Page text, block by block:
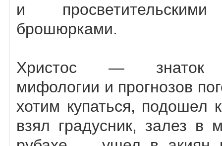
и просветительскими
брошюрками.
Христос — знаток
мифологии и прогнозов
хотим купаться, подошел
взял градусник, залез